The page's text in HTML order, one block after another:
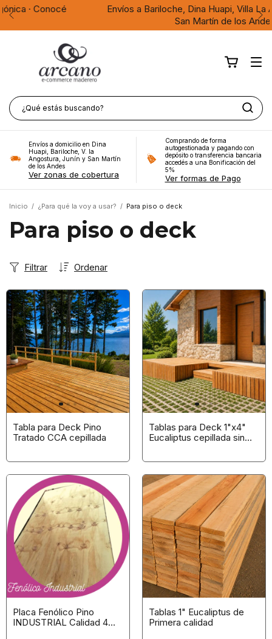
Envíos a Bariloche, Dina Huapi, Villa La Angostura, Junín y
San Martín de los Andes
Envíos a domicilio en Dina
Huapi, Bariloche, V. la
Angostura, Junín y San Martín
de los Andes
Ver zonas de cobertura
Comprando de forma
autogestionada y pagando con
depósito o transferencia bancaria
accedés a una Bonificación del
5%
Ver formas de Pago
Inicio / ¿Para qué la voy a usar? / Para piso o deck
Para piso o deck
Ordenar
Filtrar
Tabla para Deck Pino
Tratado CCA cepillada
Tablas para Deck 1"x4"
Eucaliptus cepillada sin
Placa Fenólico Pino
INDUSTRIAL Calidad 4
Tablas 1" Eucaliptus de
Primera calidad